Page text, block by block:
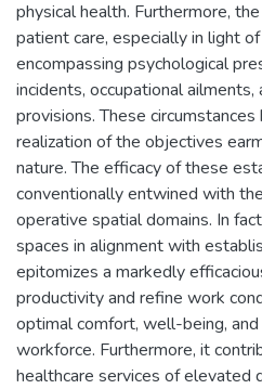
physical health. Furthermore,
patient care, especially in light
encompassing psychological
incidents, occupational
provisions. These
realization of the objectives
nature. The efficacy of these
conventionally entwined with
operative spatial domains. In
spaces in alignment with
epitomizes a markedly
productivity and refine work
optimal comfort, well-being,
workforce. Furthermore, it
healthcare services of elevated